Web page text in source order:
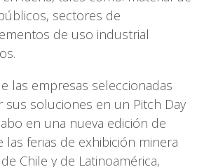
sectores de
de uso industrial
las empresas seleccionadas
soluciones en un Pitch Day
en una nueva edición de
las ferias de exhibición minera
Chile y de Latinoamérica,